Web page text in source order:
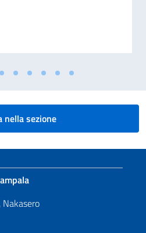
disastro di Marcinelle, e 25°
nella sezione
Nakasero